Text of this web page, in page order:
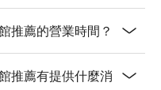
推薦的營業時間？
推薦有提供什麼消